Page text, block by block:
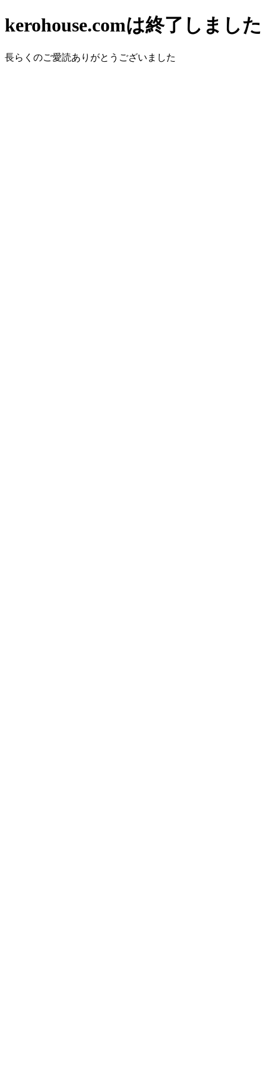
kerohouse.comは終了しました
長らくのご愛読ありがとうございました